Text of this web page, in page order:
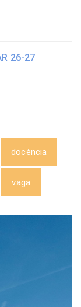
26-27
docència
vaga